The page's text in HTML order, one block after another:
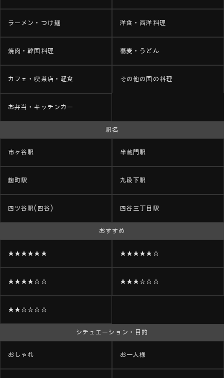
ラーメン・つけ麺 洋食・西洋料理
焼肉・韓国料理 蕎麦・うどん
カフェ・喫茶店・軽食 その他の国の料理
お弁当・キッチンカー
駅名
市ヶ谷駅 半蔵門駅
麹町駅 九段下駅
四ツ谷駅(四谷) 四谷三丁目駅
おすすめ
★★★★★★ ★★★★★☆
★★★★☆☆ ★★★☆☆☆
★★☆☆☆☆
シチュエーション・目的
おしゃれ お一人様